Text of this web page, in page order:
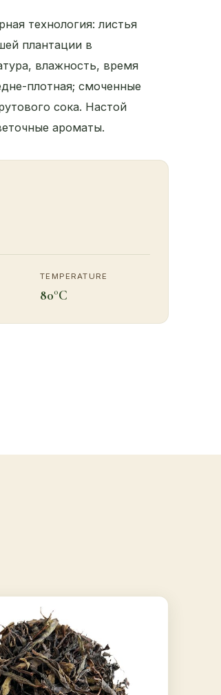
технология: листья
плантации в
влажность, время
плотная; смоченные
сока. Настой
ароматы.
TEMPERATURE
80°C